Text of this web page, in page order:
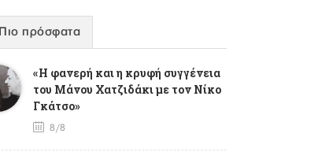
Πιο πρόσφατα
«Η φανερή και η κρυφή συγγένεια
του Μάνου Χατζιδάκι με τον Νίκο
Γκάτσο»
8/8